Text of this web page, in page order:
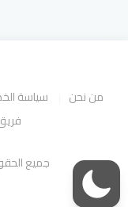
من نحن سياسة
جميع